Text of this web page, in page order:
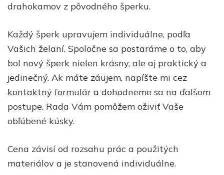
drahokamov z pôvodného šperku.
Každý šperk upravujem individuálne, podľa
Vašich želaní. Spoločne sa postaráme o to, aby
bol nový šperk nielen krásny, ale aj praktický a
jedinečný. Ak máte záujem, napíšte mi cez
kontaktný formulár a dohodneme sa na ďalšom
postupe. Rada Vám pomôžem oživiť Vaše
obľúbené kúsky.
Cena závisí od rozsahu prác a použitých
materiálov a je stanovená individuálne.